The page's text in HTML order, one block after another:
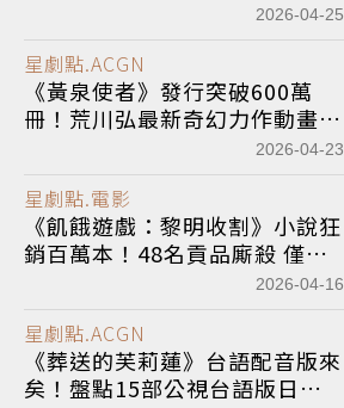
2026-04-25
星劇點.ACGN
《黃泉使者》發行突破600萬
冊！荒川弘最新奇幻力作動畫將
2026-04-23
星劇點.電影
《飢餓遊戲：黎明收割》小說狂
銷百萬本！48名貢品廝殺 僅黑
2026-04-16
星劇點.ACGN
《葬送的芙莉蓮》台語配音版來
矣！盤點15部公視台語版日本